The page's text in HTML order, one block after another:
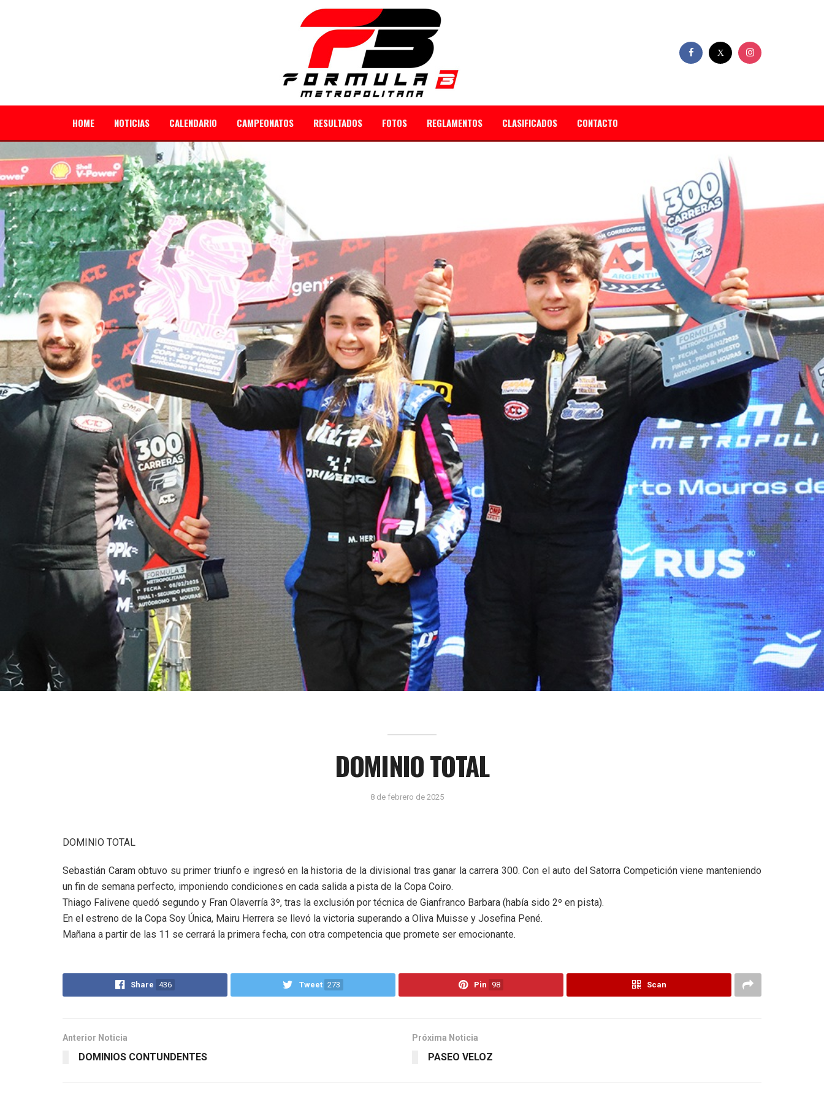
HOME NOTICIAS CALENDARIO CAMPEONATOS RESULTADOS FOTOS REGLAMENTOS CLASIFICADOS CONTACTO
DOMINIO TOTAL
8 de febrero de 2025
DOMINIO TOTAL
Sebastián Caram obtuvo su primer triunfo e ingresó en la historia de la divisional tras ganar la carrera 300. Con el auto del Satorra Competición viene manteniendo
un fin de semana perfecto, imponiendo condiciones en cada salida a pista de la Copa Coiro.
Thiago Falivene quedó segundo y Fran Olaverría 3º, tras la exclusión por técnica de Gianfranco Barbara (había sido 2º en pista).
En el estreno de la Copa Soy Única, Mairu Herrera se llevó la victoria superando a Oliva Muisse y Josefina Pené.
Mañana a partir de las 11 se cerrará la primera fecha, con otra competencia que promete ser emocionante.
Share 436 Tweet 273 Pin 98 Scan
Anterior Noticia
DOMINIOS CONTUNDENTES
Próxima Noticia
PASEO VELOZ